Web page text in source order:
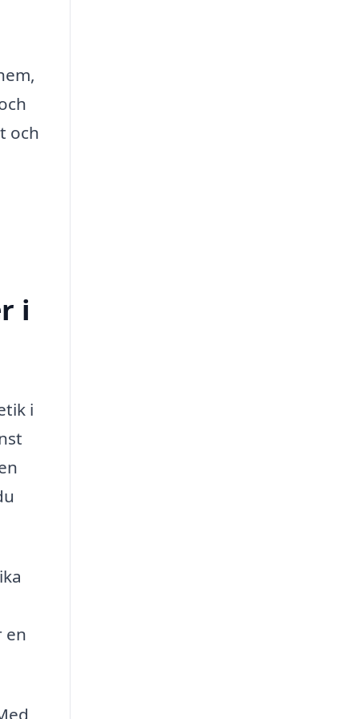
och
i
i
en